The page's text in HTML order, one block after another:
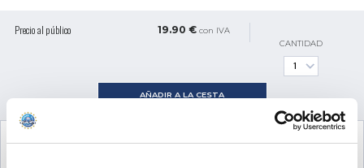
Precio al público 19.90 € con IVA
CANTIDAD
AÑADIR A LA CESTA